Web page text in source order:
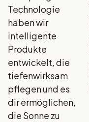
Technologie
haben wir
intelligente
Produkte
entwickelt, die
tiefenwirksam
pflegen und es
dir ermöglichen,
die Sonne zu